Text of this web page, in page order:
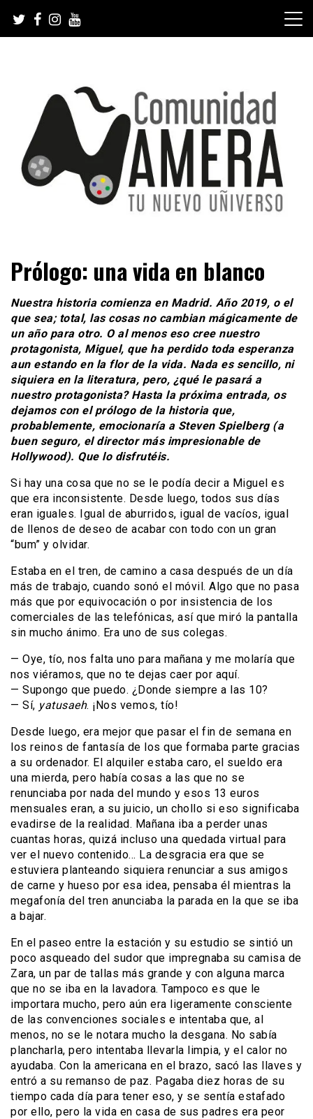
content
Comunidad Ñamera
Prólogo: una vida en blanco
Nuestra historia comienza en Madrid. Año 2019, o el
que sea; total, las cosas no cambian mágicamente de
un año para otro. O al menos eso cree nuestro
protagonista, Miguel, que ha perdido toda esperanza
aun estando en la flor de la vida. Nada es sencillo, ni
siquiera en la literatura, pero, ¿qué le pasará a
nuestro protagonista? Hasta la próxima entrada, os
dejamos con el prólogo de la historia que,
probablemente, emocionaría a Steven Spielberg (a
buen seguro, el director más impresionable de
Hollywood). Que lo disfrutéis.
Si hay una cosa que no se le podía decir a Miguel es
que era inconsistente. Desde luego, todos sus días
eran iguales. Igual de aburridos, igual de vacíos, igual
de llenos de deseo de acabar con todo con un gran
“bum” y olvidar.
Estaba en el tren, de camino a casa después de un día
más de trabajo, cuando sonó el móvil. Algo que no pasa
más que por equivocación o por insistencia de los
comerciales de las telefónicas, así que miró la pantalla
sin mucho ánimo. Era uno de sus colegas.
— Oye, tío, nos falta uno para mañana y me molaría que
nos viéramos, que no te dejas caer por aquí.
— Supongo que puedo. ¿Donde siempre a las 10?
— Sí, yatusaeh. ¡Nos vemos, tío!
Desde luego, era mejor que pasar el fin de semana en
los reinos de fantasía de los que formaba parte gracias
a su ordenador. El alquiler estaba caro, el sueldo era
una mierda, pero había cosas a las que no se
renunciaba por nada del mundo y esos 13 euros
mensuales eran, a su juicio, un chollo si eso significaba
evadirse de la realidad. Mañana iba a perder unas
cuantas horas, quizá incluso una quedada virtual para
ver el nuevo contenido… La desgracia era que se
estuviera planteando siquiera renunciar a sus amigos
de carne y hueso por esa idea, pensaba él mientras la
megafonía del tren anunciaba la parada en la que se iba
a bajar.
En el paseo entre la estación y su estudio se sintió un
poco asqueado del sudor que impregnaba su camisa de
Zara, un par de tallas más grande y con alguna marca
que no se iba en la lavadora. Tampoco es que le
importara mucho, pero aún era ligeramente consciente
de las convenciones sociales e intentaba que, al
menos, no se le notara mucho la desgana. No sabía
plancharla, pero intentaba llevarla limpia, y el calor no
ayudaba. Con la americana en el brazo, sacó las llaves y
entró a su remanso de paz. Pagaba diez horas de su
tiempo cada día para tener eso, y se sentía estafado
por ello, pero la vida en casa de sus padres era peor